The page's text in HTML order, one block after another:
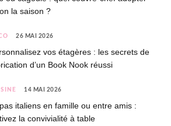
la saison ?
26 MAI 2026
vos étagères : les secrets de
d’un Book Nook réussi
14 MAI 2026
italiens en famille ou entre amis :
la convivialité à table